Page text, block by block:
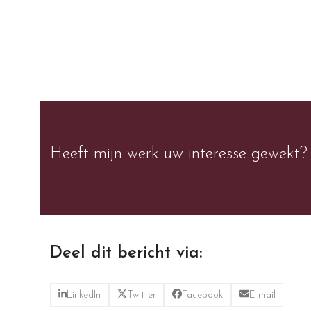
Heeft mijn werk uw interesse
Deel dit bericht via:
LinkedIn Twitter Facebook E-mail